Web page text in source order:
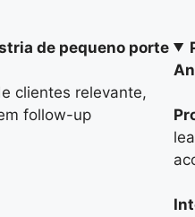
de pequeno porte
clientes relevante,
follow-up